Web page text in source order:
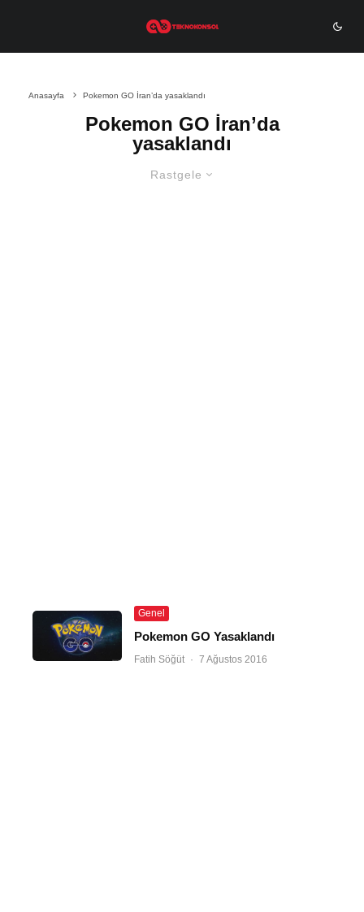
Anasayfa Pokemon GO İran’da yasaklandı
Pokemon GO İran’da
yasaklandı
Rastgele
Genel
Pokemon GO Yasaklandı
Fatih Söğüt · 7 Ağustos 2016